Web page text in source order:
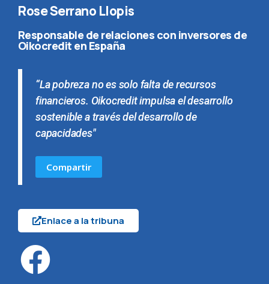
Rose Serrano Llopis
Responsable de relaciones con inversores de
Oikocredit en España
“La pobreza no es solo falta de recursos
financieros. Oikocredit impulsa el desarrollo
sostenible a través del desarrollo de
capacidades"
Compartir
Enlace a la tribuna